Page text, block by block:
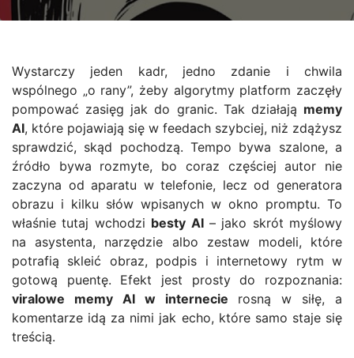
Wystarczy jeden kadr, jedno zdanie i chwila
wspólnego „o rany”, żeby algorytmy platform zaczęły
pompować zasięg jak do granic. Tak działają memy
AI, które pojawiają się w feedach szybciej, niż zdążysz
sprawdzić, skąd pochodzą. Tempo bywa szalone, a
źródło bywa rozmyte, bo coraz częściej autor nie
zaczyna od aparatu w telefonie, lecz od generatora
obrazu i kilku słów wpisanych w okno promptu. To
właśnie tutaj wchodzi besty AI– jako skrót myślowy
na asystenta, narzędzie albo zestaw modeli, które
potrafią skleić obraz, podpis i internetowy rytm w
gotową puentę. Efekt jest prosty do rozpoznania:
viralowe memy AI w internecie rosną w siłę, a
komentarze idą za nimi jak echo, które samo staje się
treścią.